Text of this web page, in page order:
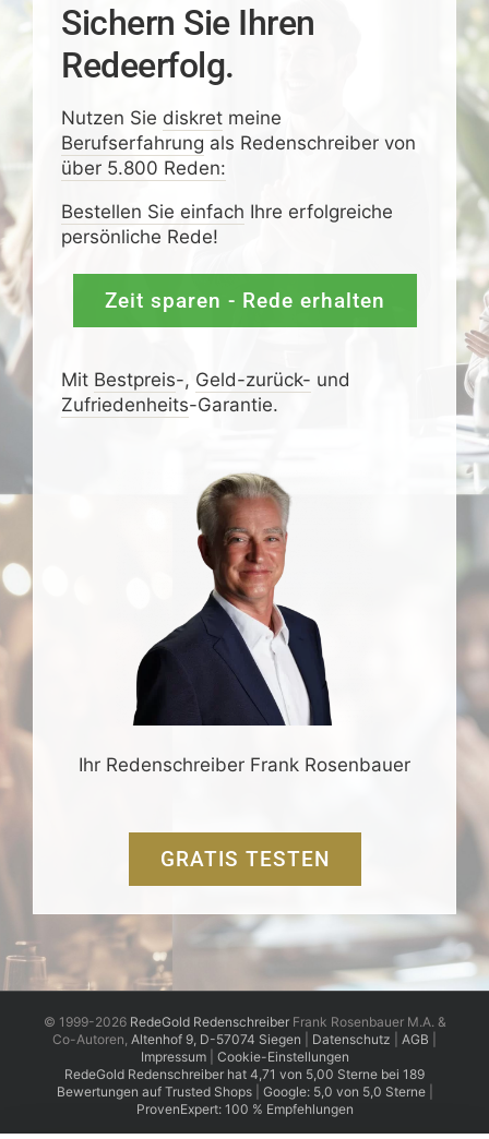
Sichern Sie Ihren
Redeerfolg.
Nutzen Sie diskretmeine
Berufserfahrung als Redenschreiber von
über 5.800 Reden:
Bestellen Sie einfach Ihre erfolgreiche
persönliche Rede!
Zeit sparen - Rede erhalten
Mit Bestpreis-, Geld-zurück- und
Zufrieden­­heits-Garantie.
Ihr Redenschreiber Frank Rosenbauer
GRATIS TESTEN
© 1999-2026 RedeGold RedenschreiberFrank Rosenbauer M.A. &
Co-Autoren, Altenhof 9, D-57074 Siegen Datenschutz AGB
Impressum| Cookie-Einstellungen
RedeGold Redenschreiber hat 4,71 von 5,00 Sterne bei 189
Bewertungen auf Trusted Shops| Google: 5,0 von 5,0 Sterne|
ProvenExpert: 100 % Empfehlungen